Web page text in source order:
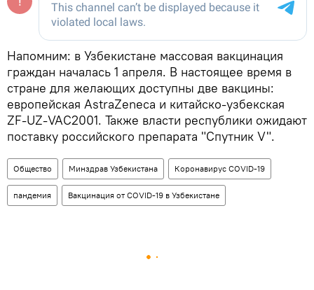
Напомним: в Узбекистане массовая вакцинация
граждан началась 1 апреля. В настоящее время в
стране для желающих доступны две вакцины:
европейская AstraZeneca и китайско-узбекская
ZF-UZ-VAC2001. Также власти республики ожидают
поставку российского препарата "Спутник V".
Общество Минздрав Узбекистана Коронавирус COVID-19
пандемия Вакцинация от COVID-19 в Узбекистане